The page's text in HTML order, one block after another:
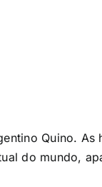
Quino.
do mundo,